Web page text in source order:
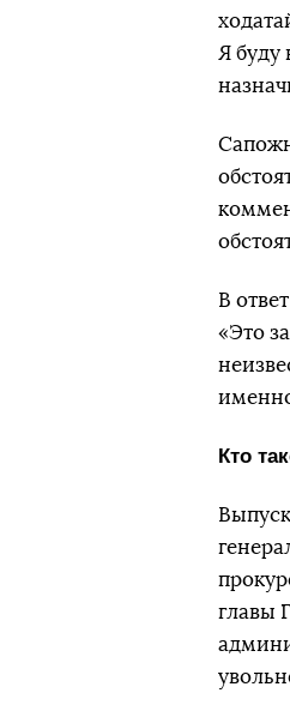
Я буду
В
«Это
Кто
главы